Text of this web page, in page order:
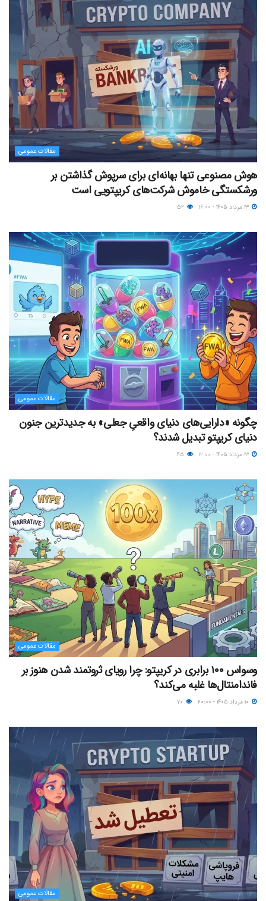
مقالات عمومی
هوش مصنوعی تنها بهانه‌ای برای سرپوش گذاشتن بر
ورشکستگی خاموش شرکت‌های کریپتویی است
مقالات عمومی
چگونه «دارایی‌های دنیای واقعیِ جعلی» به جدیدترین جنون
دنیای کریپتو تبدیل شدند؟
مقالات عمومی
وسواس ۱۰۰ برابری در کریپتو: چرا رویای ثروتمند شدن هنوز بر
فاندامنتال‌ها غلبه می‌کند؟
مقالات عمومی